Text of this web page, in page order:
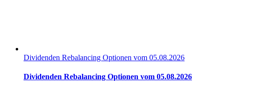
Dividenden Rebalancing Optionen vom 05.08.2026
Dividenden Rebalancing Optionen vom 05.08.2026